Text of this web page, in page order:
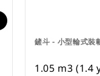
鏟斗 - 小型輪式裝
1.05 m3 (1.4